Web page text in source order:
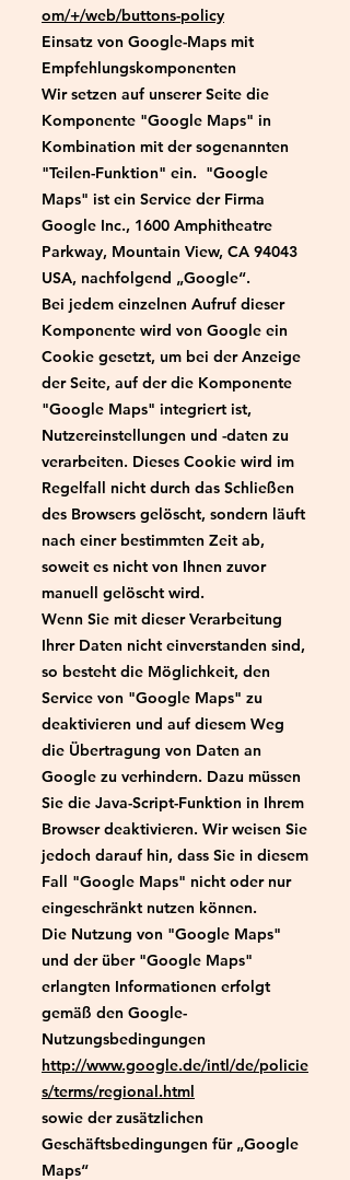
om/+/web/buttons-policy
Einsatz von Google-Maps mit
Empfehlungskomponenten
Wir setzen auf unserer Seite die
Komponente "Google Maps" in
Kombination mit der sogenannten
"Teilen-Funktion" ein. "Google
Maps" ist ein Service der Firma
Google Inc., 1600 Amphitheatre
Parkway, Mountain View, CA 94043
USA, nachfolgend „Google“.
Bei jedem einzelnen Aufruf dieser
Komponente wird von Google ein
Cookie gesetzt, um bei der Anzeige
der Seite, auf der die Komponente
"Google Maps" integriert ist,
Nutzereinstellungen und -daten zu
verarbeiten. Dieses Cookie wird im
Regelfall nicht durch das Schließen
des Browsers gelöscht, sondern läuft
nach einer bestimmten Zeit ab,
soweit es nicht von Ihnen zuvor
manuell gelöscht wird.
Wenn Sie mit dieser Verarbeitung
Ihrer Daten nicht einverstanden sind,
so besteht die Möglichkeit, den
Service von "Google Maps" zu
deaktivieren und auf diesem Weg
die Übertragung von Daten an
Google zu verhindern. Dazu müssen
Sie die Java-Script-Funktion in Ihrem
Browser deaktivieren. Wir weisen Sie
jedoch darauf hin, dass Sie in diesem
Fall "Google Maps" nicht oder nur
eingeschränkt nutzen können.
Die Nutzung von "Google Maps"
und der über "Google Maps"
erlangten Informationen erfolgt
gemäß den Google-
Nutzungsbedingungen
http://www.google.de/intl/de/policie
s/terms/regional.html
sowie der zusätzlichen
Geschäftsbedingungen für „Google
Maps“